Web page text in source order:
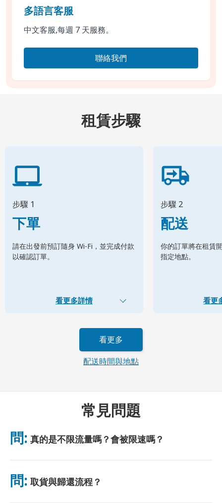
多語言客服
中文客服,每週 7 天服務。
聯絡我們
租賃步驟
步驟 1
下單
請在出發前預訂隨身 Wi-Fi，並完成付款
以確認訂單。
看更多詳情
步驟 2
配送
你的訂單將在租賃
指定地點。
看更
看更多
配送時間與地點
常見問題
問: 真的是不限流量嗎？會被限速嗎？
是的，真正無限。我們不採用公平使用政策（FUP）或任何限速措
可能影響網速。）若出現基於政策的限速，我們將補償租金。
問: 取貨與歸還流程？